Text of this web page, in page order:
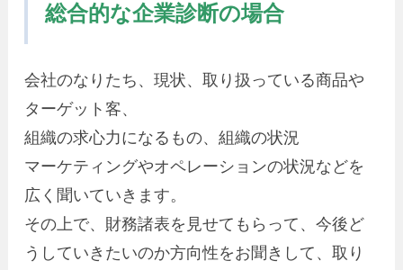
総合的な企業診断の場合
会社のなりたち、現状、取り扱っている商品や
ターゲット客、
組織の求心力になるもの、組織の状況
マーケティングやオペレーションの状況などを
広く聞いていきます。
その上で、財務諸表を見せてもらって、今後ど
うしていきたいのか方向性をお聞きして、取り